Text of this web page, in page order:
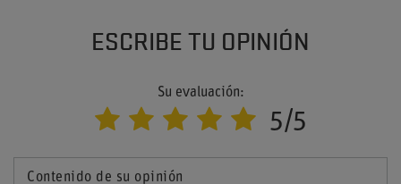
ESCRIBE TU OPINIÓN
Su evaluación:
5/5
Contenido de su opinión